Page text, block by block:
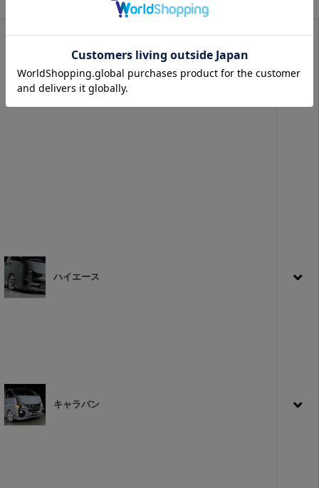
商品カテゴリから探す
ハイエース
キャラバン